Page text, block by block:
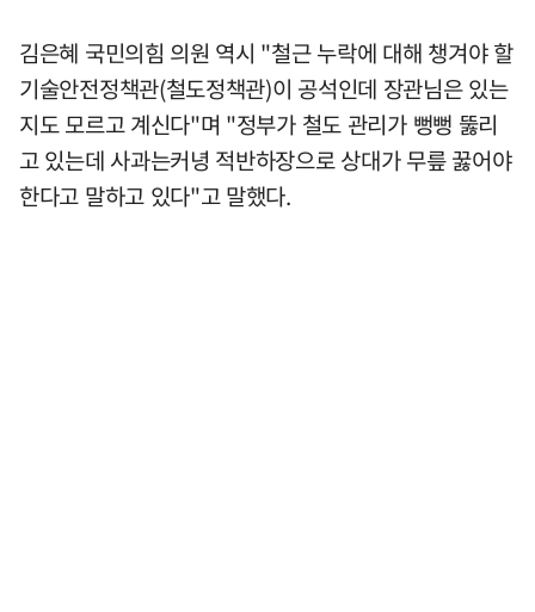
김은혜 국민의힘 의원 역시 "철근 누락에 대해 챙겨야 할
기술안전정책관(철도정책관)이 공석인데 장관님은 있는
지도 모르고 계신다"며 "정부가 철도 관리가 뻥뻥 뚫리
고 있는데 사과는커녕 적반하장으로 상대가 무릎 꿇어야
한다고 말하고 있다"고 말했다.